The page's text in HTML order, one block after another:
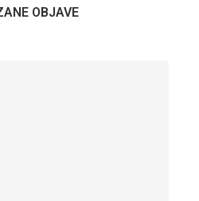
OBJAVE